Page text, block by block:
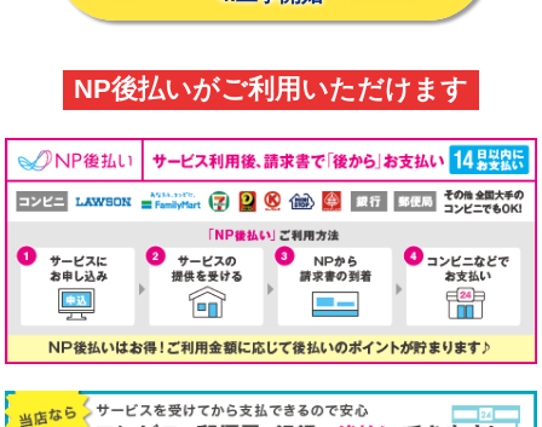
NP後払いがご利用いただけます